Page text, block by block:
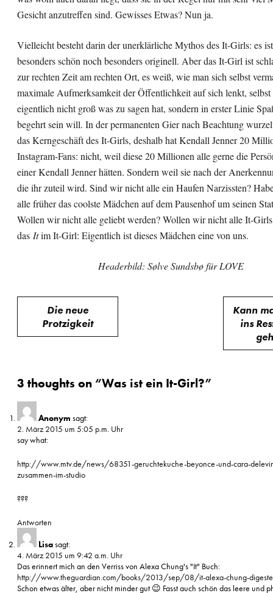
Gesicht anzutreffen sind. Gewisses Etwas? Nun ja.
Vielleicht besteht darin der unerklärliche Mythos des It-Girls: es
besonders schön noch besonders originell. Aber das It-Girl ist
zur rechten Zeit am rechten Ort, es weiß, wie man sich selbst
maximale Aufmerksamkeit der Öffentlichkeit auf sich lenkt,
eigentlich nicht groß was zu sagen hat, sondern in erster Linie
begehrt sein will. In der permanenten Gier nach Beachtung
das Kerngeschäft des It-Girls, deshalb hat Kendall Jenner 20
Instagram-Fans: nicht, weil diese 20 Millionen alle gerne die
einer Kendall Jenner hätten. Sondern weil sie nach der
die ihr zuteil wird. Sind wir nicht alle ein Haufen Narzissten?
alle früher das coolste Mädchen auf dem Pausenhof um seinen
Wollen wir nicht alle geliebt werden? Wollen wir nicht alle It-
das Itim It-Girl: Eigentlich ist dieses Mädchen eine von uns.
Headerbild: Sølve Sundsbø für LOVE
Beitragsnavigation
Die neue
Protzigkeit
Kann
ins
3 thoughts on “Was ist ein It-Girl?”
Anonym sagt:
2. März 2015 um 5:05 p.m. Uhr
say what:
http://www.mtv.de/news/68351-geruchtekuche-beyonce-und-cara-
zusammen-im-studio
???
Antworten
Lisasagt:
4. März 2015 um 9:42 a.m. Uhr
Das erinnert mich an den Verriss von Alexa Chung's "It" Buch:
http://www.theguardian.com/books/2013/sep/08/it-alexa-chung-
Schon etwas älter, aber nicht minder gut 😉 Fasst auch schön das leere und